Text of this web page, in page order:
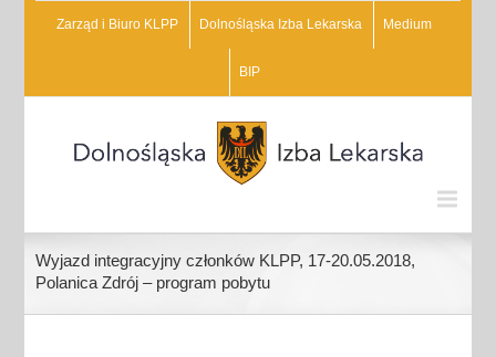
Zarząd i Biuro KLPP Dolnośląska Izba Lekarska Medium
BIP
Wyjazd integracyjny członków KLPP, 17-20.05.2018,
Polanica Zdrój – program pobytu